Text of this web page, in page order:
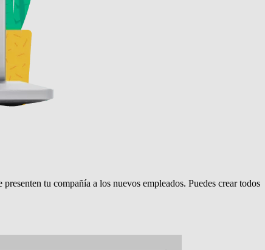
tu compañía a los nuevos empleados. Puedes crear todos